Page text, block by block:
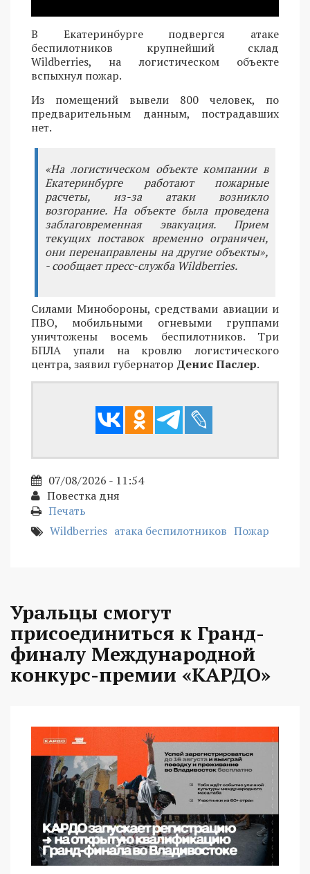
В Екатеринбурге подвергся атаке
беспилотников крупнейший склад
Wildberries, на логистическом объекте
вспыхнул пожар.
Из помещений вывели 800 человек, по
предварительным данным, пострадавших
нет.
«На логистическом объекте компании в
Екатеринбурге работают пожарные
расчеты, из-за атаки возникло
возгорание. На объекте была проведена
заблаговременная эвакуация. Прием
текущих поставок временно ограничен,
они перенаправлены на другие объекты»,
- сообщает пресс-служба Wildberries.
Силами Минобороны, средствами авиации и
ПВО, мобильными огневыми группами
уничтожены восемь беспилотников. Три
БПЛА упали на кровлю логистического
центра, заявил губернатор Денис Паслер.
07/08/2026 - 11:54
Повестка дня
Печать
Wildberries атака беспилотников Пожар
Уральцы смогут
присоединиться к Гранд-
финалу Международной
конкурс-премии «КАРДО»